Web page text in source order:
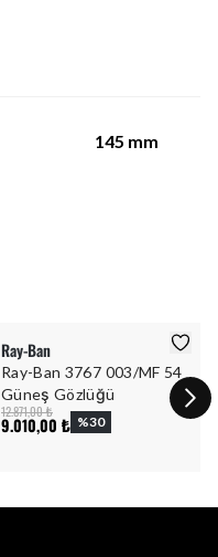
145 mm
Ray-Ban
Ray-Ban 3767 003/MF 54
Güneş Gözlüğü
12.871,00 ₺
9.010,00 ₺ %30